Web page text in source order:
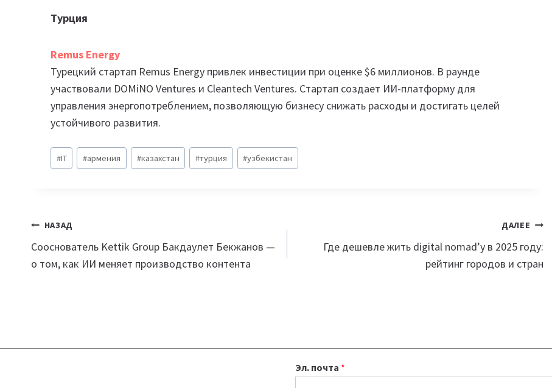
Турция
Remus Energy
Турецкий стартап Remus Energy привлек инвестиции при оценке $6 миллионов. В раунде
участвовали DOMiNO Ventures и Cleantech Ventures. Стартап создает ИИ-платформу для
управления энергопотреблением, позволяющую бизнесу снижать расходы и достигать целей
устойчивого развития.
Метки
записи:
#IT #армения #казахстан #турция #узбекистан
Навигация
по
НАЗАД
Сооснователь Kettik Group Бакдаулет Бекжанов —
о том, как ИИ меняет производство контента
ДАЛЕЕ
Где дешевле жить digital nomad’у в 2025 году:
рейтинг городов и стран
Эл. почта *